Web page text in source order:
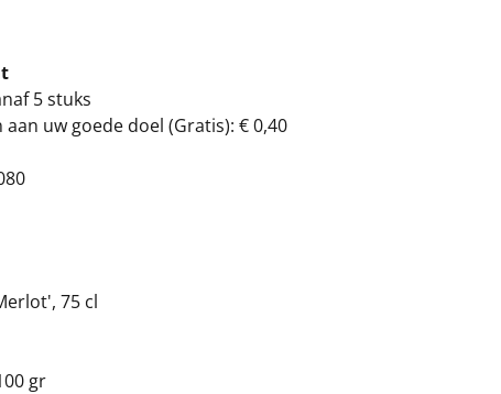
5 stuks
uw goede doel (Gratis): € 0,40
75 cl
gr